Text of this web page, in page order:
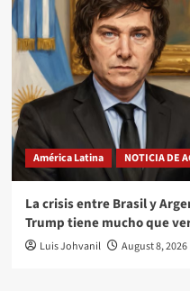
América Latina NOTICIA DE
La crisis entre Brasil y
Trump tiene mucho que
Luis Johvanil August 8, 2026